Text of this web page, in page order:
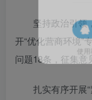
坚持政治引领
开“优化营商环境”
问题18条，征集意
扎实有序开展
使用